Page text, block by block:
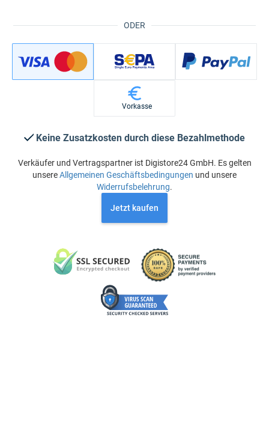
ODER
Vorkasse
Keine Zusatzkosten durch diese Bezahlmethode
Verkäufer und Vertragspartner ist Digistore24 GmbH. Es gelten
unsereAllgemeinen Geschäftsbedingungen und unsere
Widerrufsbelehrung.
Jetzt kaufen